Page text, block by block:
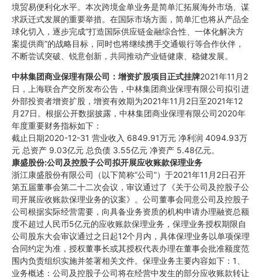
境贸易便利化水平。本次跨境金单业务是简单汇拓展海外市场、谋
求跃迁式发展的重要举措。在国际市场方面，简单汇也将从产品全
球化切入，逐步完成“打造国际供应链金融综合性、一体化解决方
案提供商”的战略目标，同时也将继续携手交通银行等合作伙伴，
不断尝试突破、锐意创新，共同推动产业链健康、稳健发展。
中林集团商业保理有限公司：增资扩股项目正式挂牌2021年11月2
日，上海联合产交所发布公告，中林集团商业保理有限公司拟引进
外部投资者增资扩股，增资有效期为2021年11月2日至2021年12
月27日。根据公开数据披露，中林集团商业保理有限公司2020年
年度重要财务指标如下：
截止日期2020-12-31 营业收入 6849.91万元 净利润 4094.93万
元 总资产 9.03亿元 总负债 3.55亿元 净资产 5.48亿元。
康盛股份:公司及控股子公司拟开展应收账款保理业务
浙江康盛股份有限公司（以下简称“公司”）于2021年11月2日召开
第五届董事会第二十二次会议，审议通过了《关于公司及控股子公
司开展应收账款保理业务的议案》。公司董事会同意公司及控股子
公司根据实际经营需要，向具备业务资质的机构申请办理融资总额
度不超过人民币5亿元的应收账款保理业务，保理业务授权期限自
公司股东大会审议通过之日起12个月内，具体保理业务以单项保理
合同约定为准，授权董事长或其授权代表办理在董事会批准额度范
围内负责组织实施并签署相关文件。保理业务主要内容如下：1、
业务概述：公司及控股子公司将在经营中发生的部分应收账款转让